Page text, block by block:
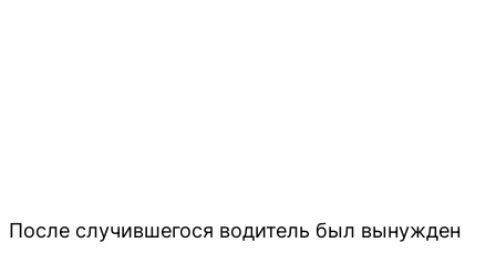
После случившегося водитель был вынужден